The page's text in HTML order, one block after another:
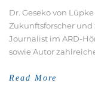
Dr. Geseko von
Zukunftsforscher
Journalist im ARD-
sowie Autor
Read More